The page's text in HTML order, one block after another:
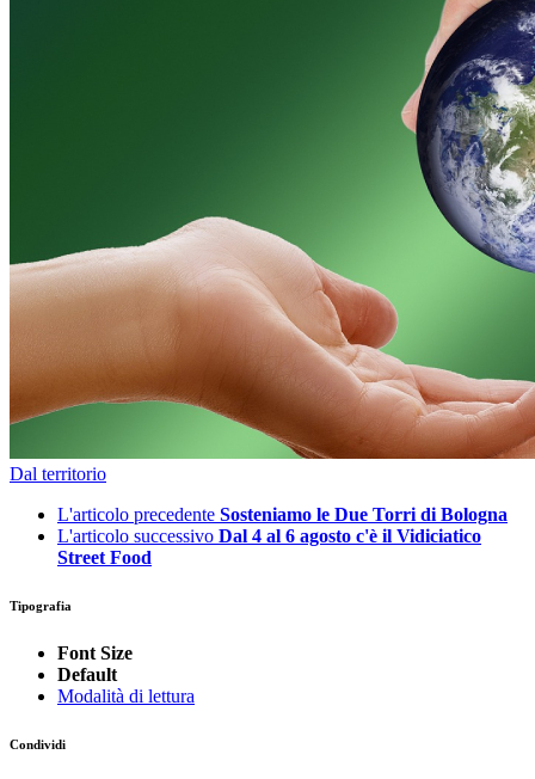
Dal territorio
L'articolo precedente Sosteniamo le Due Torri di Bologna
L'articolo successivo Dal 4 al 6 agosto c'è il Vidiciatico
Street Food
Tipografia
Font Size
Default
Modalità di lettura
Condividi